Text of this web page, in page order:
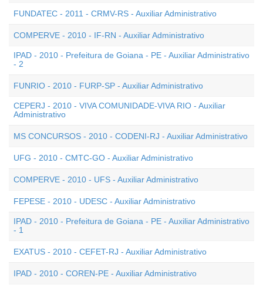
FUNDATEC - 2011 - CRMV-RS - Auxiliar Administrativo
COMPERVE - 2010 - IF-RN - Auxiliar Administrativo
IPAD - 2010 - Prefeitura de Goiana - PE - Auxiliar Administrativo
- 2
FUNRIO - 2010 - FURP-SP - Auxiliar Administrativo
CEPERJ - 2010 - VIVA COMUNIDADE-VIVA RIO - Auxiliar
Administrativo
MS CONCURSOS - 2010 - CODENI-RJ - Auxiliar Administrativo
UFG - 2010 - CMTC-GO - Auxiliar Administrativo
COMPERVE - 2010 - UFS - Auxiliar Administrativo
FEPESE - 2010 - UDESC - Auxiliar Administrativo
IPAD - 2010 - Prefeitura de Goiana - PE - Auxiliar Administrativo
- 1
EXATUS - 2010 - CEFET-RJ - Auxiliar Administrativo
IPAD - 2010 - COREN-PE - Auxiliar Administrativo